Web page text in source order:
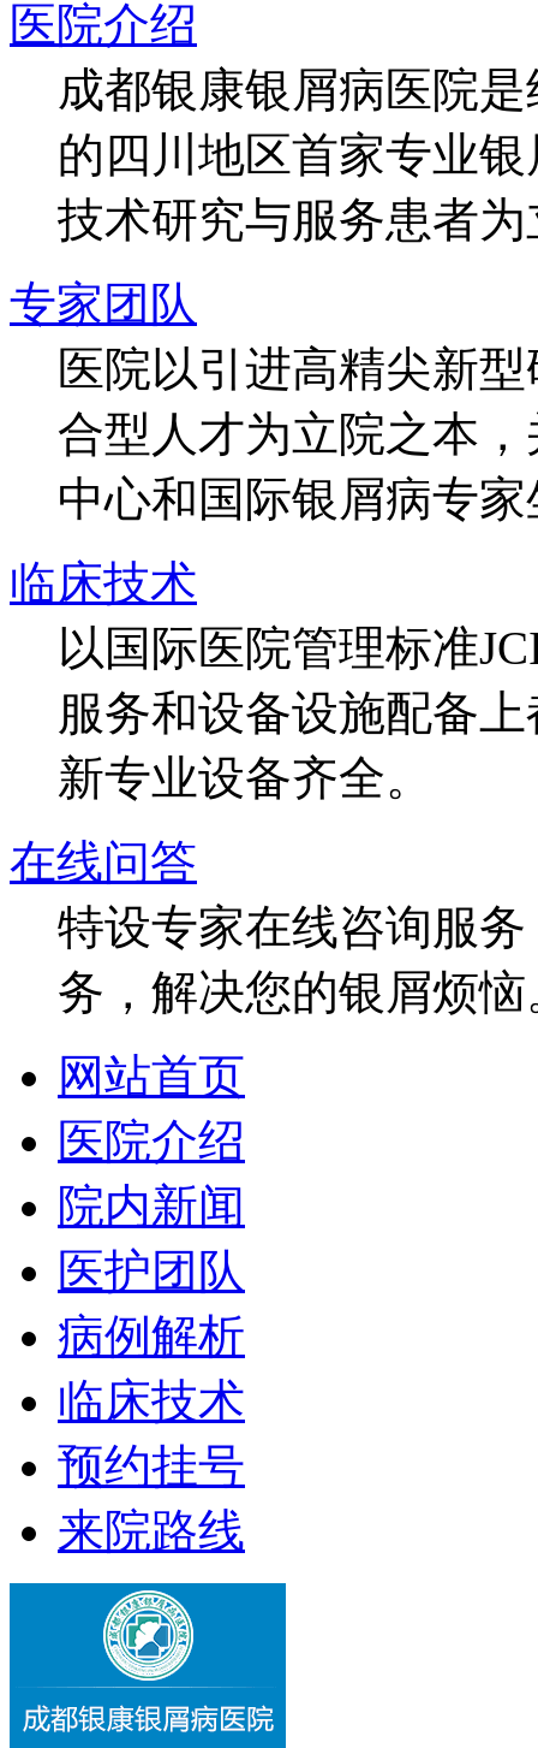
医院介绍
成都银康银屑病医院
的四川地区首家专业
技术研究与服务患者
专家团队
医院以引进高精尖新
合型人才为立院之本
中心和国际银屑病专
临床技术
以国际医院管理标准
服务和设备设施配备
新专业设备齐全。
在线问答
特设专家在线咨询服
务，解决您的银屑烦恼
网站首页
医院介绍
院内新闻
医护团队
病例解析
临床技术
预约挂号
来院路线